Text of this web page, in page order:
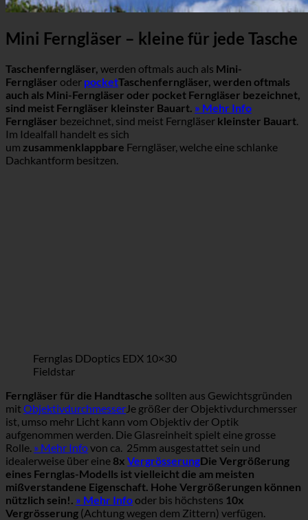
Mini Ferngläser – kleine für jede Tasche
Taschenferngläser, werden oftmals auch als Mini-
Ferngläser oder pocketTaschenferngläser, werden oftmals
auch als Mini-Ferngläser oder pocket Ferngläser bezeichnet,
sind meist Ferngläser kleinster Bauart. » Mehr Info
Ferngläser bezeichnet, sind meist Ferngläser kleinster Bauart.
Im Idealfall handelt es sich
um zusammenklappbare Ferngläser, welche eine schlanke
Dachkantform besitzen.
Fernglas DDoptics EDX 10×30
Fieldstar
Ferngläser für die Handtasche sollten aus Gewichtsgründen
mit ObjektivdurchmesserJe größer der Objektivdurchmersser
ist, umso mehr Licht kann vom Objektiv der Optik
aufgenommen werden. Die Glasreinheit spielt eine grosse
Rolle. » Mehr Infovon ca. 25mm ausgestattet sein und
idealerweise über eine 8x VergrösserungDie Vergrößerung
eines Fernglas-Modells ist vielleicht die am meisten
mißverstandene Eigenschaft. Hohe Vergrößerungen können
nützlich sein!. » Mehr Info oder bis höchstens 10x
Vergrösserung (Achtung wegen dem Zittern) verfügen.